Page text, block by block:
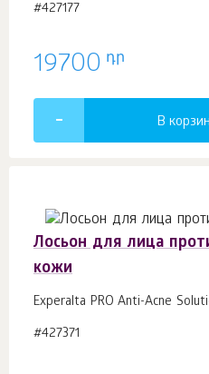
#427177
19700 դր
В
Лосьон для лица
кожи
Experalta PRO Anti-Acne
#427371